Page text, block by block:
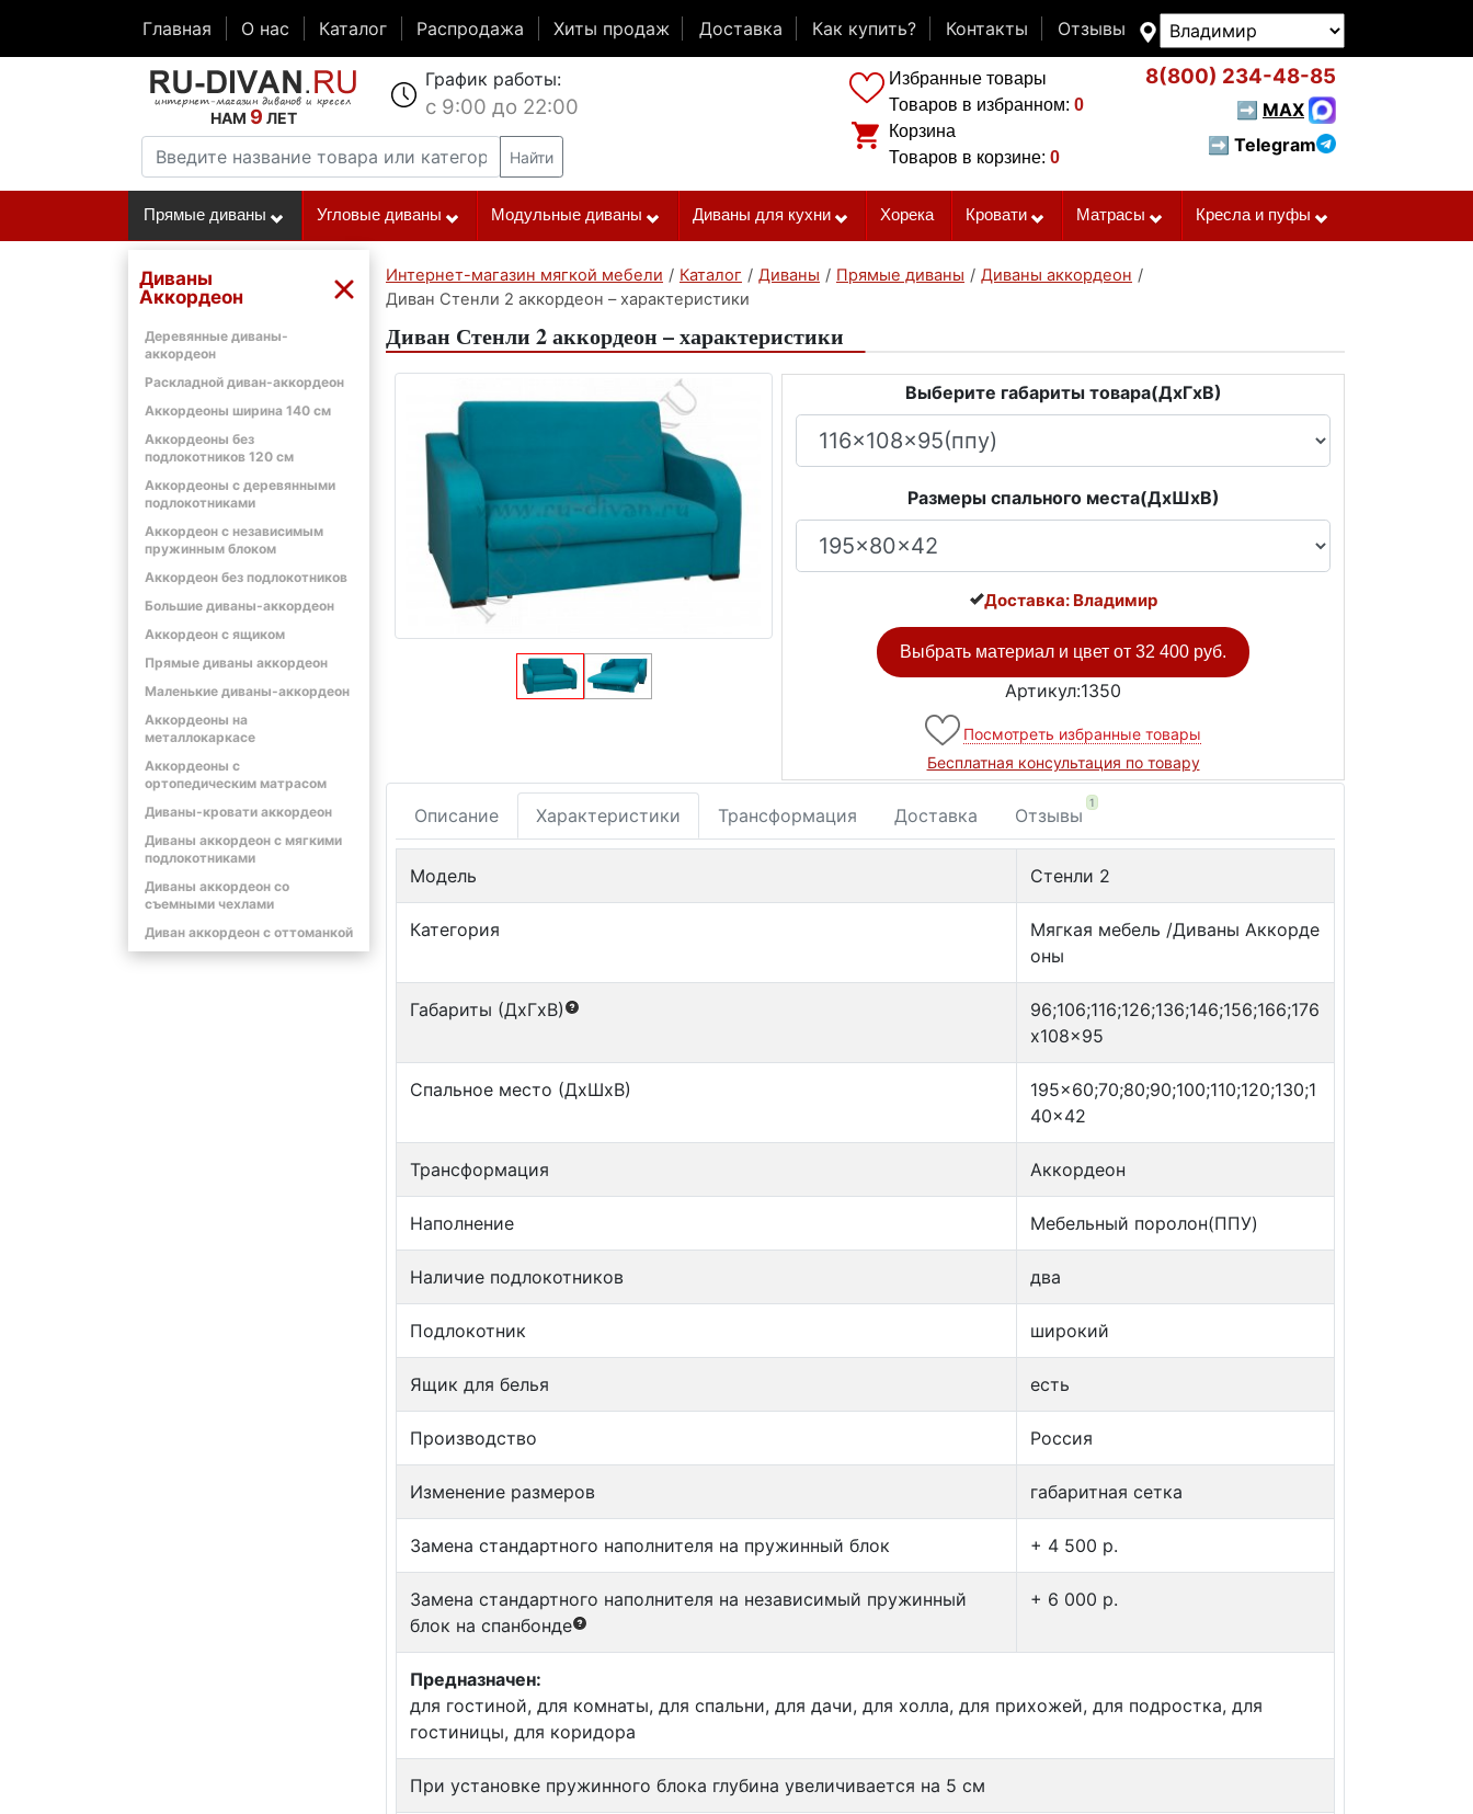
Главная О нас Каталог Распродажа Хиты продаж Доставка Как купить? Контакты Отзывы
НАМ 9 ЛЕТ
График работы:
с 9:00 до 22:00
Найти
Избранные товары
Товаров в избранном: 0
Корзина
Товаров в корзине: 0
8(800) 234-48-85
➡ MAX
➡ Telegram
Прямые диваны Угловые диваны Модульные диваны Диваны для кухни Хорека Кровати Матрасы Кресла и пуфы
Диваны
Аккордеон
Деревянные диваны-
аккордеон
Раскладной диван-аккордеон
Аккордеоны ширина 140 см
Аккордеоны без
подлокотников 120 см
Аккордеоны с деревянными
подлокотниками
Аккордеон с независимым
пружинным блоком
Аккордеон без подлокотников
Большие диваны-аккордеон
Аккордеон с ящиком
Прямые диваны аккордеон
Маленькие диваны-аккордеон
Аккордеоны на
металлокаркасе
Аккордеоны с
ортопедическим матрасом
Диваны-кровати аккордеон
Диваны аккордеон с мягкими
подлокотниками
Диваны аккордеон со
съемными чехлами
Диван аккордеон с оттоманкой
Интернет-магазин мягкой мебели / Каталог / Диваны / Прямые диваны / Диваны аккордеон /
Диван Стенли 2 аккордеон – характеристики
Диван Стенли 2 аккордеон – характеристики
Выберите габариты товара(ДxГxВ)
Размеры спального места(ДxШxВ)
Доставка: Владимир
Выбрать материал и цвет от 32 400 руб.
Артикул:1350
Посмотреть избранные товары
Бесплатная консультация по товару
Описание Характеристики Трансформация Доставка Отзывы
1
Модель Стенли 2
Категория
Мягкая мебель /Диваны Аккорде
оны
Габариты (ДxГxВ)
96;106;116;126;136;146;156;166;176
x108x95
Спальное место (ДxШxВ)
195x60;70;80;90;100;110;120;130;1
40x42
Трансформация Аккордеон
Наполнение Мебельный поролон(ППУ)
Наличие подлокотников два
Подлокотник широкий
Ящик для белья есть
Производство Россия
Изменение размеров габаритная сетка
Замена стандартного наполнителя на пружинный блок + 4 500 p.
Замена стандартного наполнителя на независимый пружинный
блок на спанбонде
+ 6 000 p.
Предназначен:
для гостиной, для комнаты, для спальни, для дачи, для холла, для прихожей, для подростка, для
гостиницы, для коридора
При установке пружинного блока глубина увеличивается на 5 см